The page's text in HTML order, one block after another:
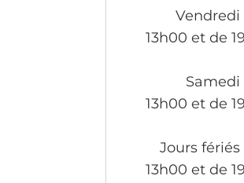
Vendredi
13h00 et de
Samedi
13h00 et de
Jours fériés
13h00 et de